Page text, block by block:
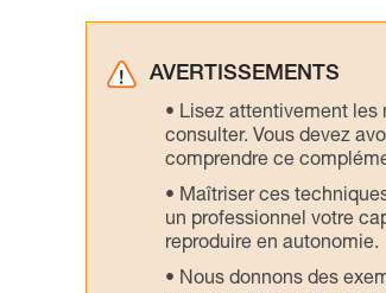
AVERTISSEMENTS
Lisez attentivement les
consulter. Vous devez
comprendre ce
Maîtriser ces
un professionnel votre
reproduire en autonomie.
Nous donnons des